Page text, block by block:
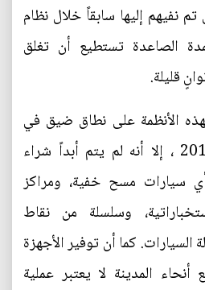
نفيهم إليها سابقاً خلال نظام
الصاعدة تستطيع أن تغلق
قليلة.
الأنظمة على نطاق ضيق في
بغداد عامي 2013 و2014 ، إلا أنه لم يتم أبداً شراء
سيارات مسح خفية، ومراكز
وسلسلة من نقاط
السيارات. كما أن توفير الأجهزة
أنحاء المدينة لا يعتبر عملية